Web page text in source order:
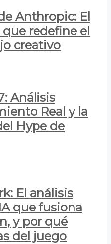
Anthropic: El
redefine el
creativo
Análisis
Real y la
Hype de
El análisis
que fusiona
y por qué
del juego